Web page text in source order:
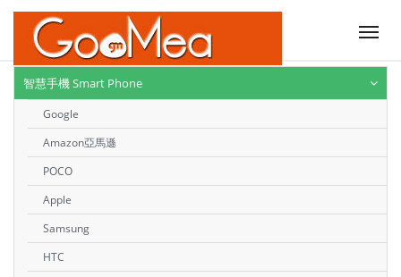
智慧手機 Smart Phone
Google
Amazon亞馬遜
POCO
Apple
Samsung
HTC